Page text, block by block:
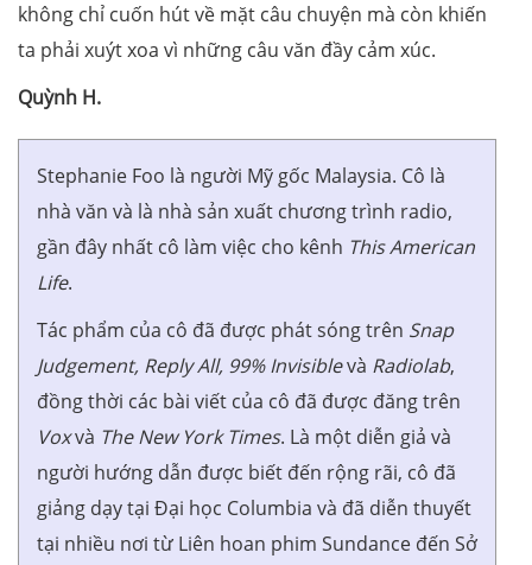
không chỉ cuốn hút về mặt câu chuyện mà còn khiến
ta phải xuýt xoa vì những câu văn đầy cảm xúc.
Quỳnh H.
Stephanie Foo là người Mỹ gốc Malaysia. Cô là
nhà văn và là nhà sản xuất chương trình radio,
gần đây nhất cô làm việc cho kênh This American
Life.
Tác phẩm của cô đã được phát sóng trên Snap
Judgement, Reply All, 99% Invisiblevà Radiolab,
đồng thời các bài viết của cô đã được đăng trên
Voxvà The New York Times. Là một diễn giả và
người hướng dẫn được biết đến rộng rãi, cô đã
giảng dạy tại Đại học Columbia và đã diễn thuyết
tại nhiều nơi từ Liên hoan phim Sundance đến Sở